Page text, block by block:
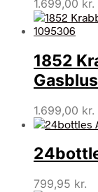
1.699,00 kr.
1852
1.699,00 kr.
799,95 kr.